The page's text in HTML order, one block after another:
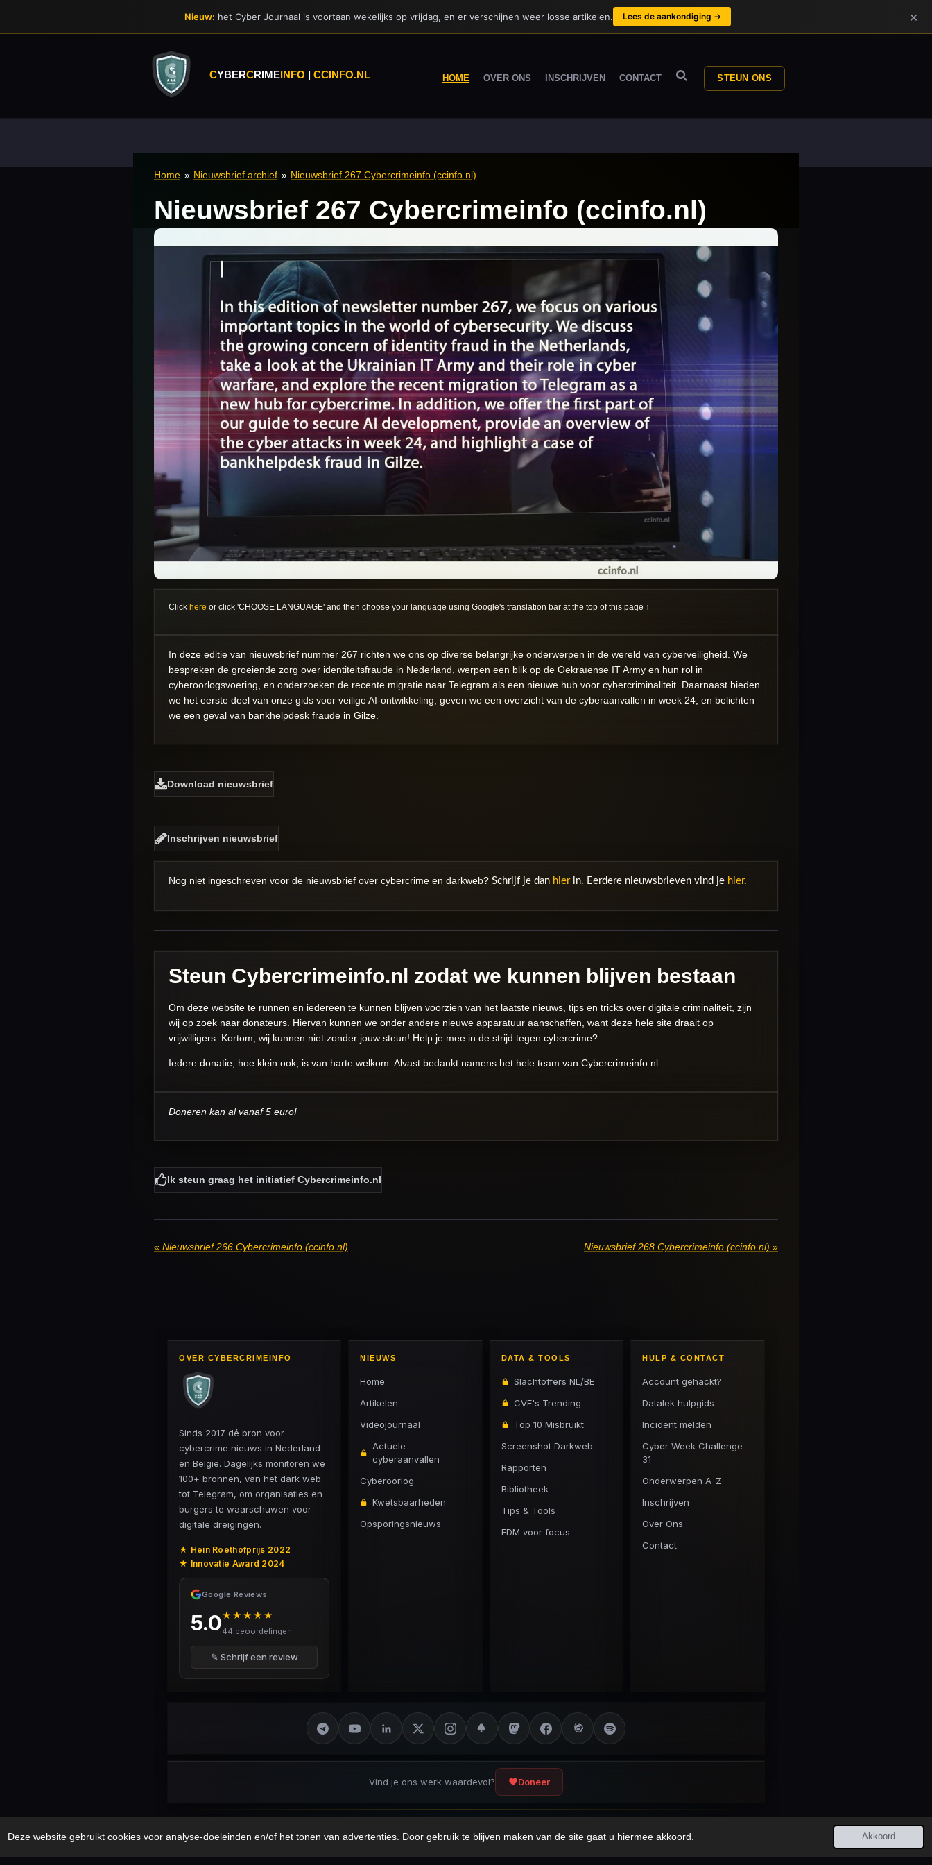
Deze website gebruikt cookies voor analyse-doeleinden en/of het tonen van advertenties. Door gebruik te blijven maken van de site gaat u hiermee akkoord. Akkoord
CYBERCRIMEINFO | CCINFO.NL HOME OVER ONS INSCHRIJVEN CONTACT STEUN ONS
Home » Nieuwsbrief archief » Nieuwsbrief 267 Cybercrimeinfo (ccinfo.nl)
Nieuwsbrief 267 Cybercrimeinfo (ccinfo.nl)
Click here or click 'CHOOSE LANGUAGE' and then choose your language using Google's translation bar at the top of this page ↑
In deze editie van nieuwsbrief nummer 267 richten we ons op diverse belangrijke onderwerpen in de wereld van cyberveiligheid. We
bespreken de groeiende zorg over identiteitsfraude in Nederland, werpen een blik op de Oekraïense IT Army en hun rol in
cyberoorlogsvoering, en onderzoeken de recente migratie naar Telegram als een nieuwe hub voor cybercriminaliteit. Daarnaast bieden
we het eerste deel van onze gids voor veilige AI-ontwikkeling, geven we een overzicht van de cyberaanvallen in week 24, en belichten
we een geval van bankhelpdesk fraude in Gilze.
Download nieuwsbrief
Inschrijven nieuwsbrief
Nog niet ingeschreven voor de nieuwsbrief over cybercrime en darkweb? Schrijf je dan hierin. Eerdere nieuwsbrieven vind je hier.
Steun Cybercrimeinfo.nl zodat we kunnen blijven bestaan
Om deze website te runnen en iedereen te kunnen blijven voorzien van het laatste nieuws, tips en tricks over digitale criminaliteit, zijn
wij op zoek naar donateurs. Hiervan kunnen we onder andere nieuwe apparatuur aanschaffen, want deze hele site draait op
vrijwilligers. Kortom, wij kunnen niet zonder jouw steun! Help je mee in de strijd tegen cybercrime?
Iedere donatie, hoe klein ook, is van harte welkom. Alvast bedankt namens het hele team van Cybercrimeinfo.nl
Doneren kan al vanaf 5 euro!
Ik steun graag het initiatief Cybercrimeinfo.nl
« Nieuwsbrief 266 Cybercrimeinfo (ccinfo.nl) Nieuwsbrief 268 Cybercrimeinfo (ccinfo.nl) »
OVER CYBERCRIMEINFO
Sinds 2017 dé bron voor
cybercrime nieuws in Nederland
en België. Dagelijks monitoren we
100+ bronnen, van het dark web
tot Telegram, om organisaties en
burgers te waarschuwen voor
digitale dreigingen.
★ Hein Roethofprijs 2022
★ Innovatie Award 2024
Google Reviews
5.0★★★★★
44 beoordelingen
✎ Schrijf een review
NIEUWS
Home
Artikelen
Videojournaal
Actuele
cyberaanvallen
Cyberoorlog
Kwetsbaarheden
Opsporingsnieuws
DATA & TOOLS
Slachtoffers NL/BE
CVE's Trending
Top 10 Misbruikt
Screenshot Darkweb
Rapporten
Bibliotheek
Tips & Tools
EDM voor focus
HULP & CONTACT
Account gehackt?
Datalek hulpgids
Incident melden
Cyber Week Challenge
31
Onderwerpen A-Z
Inschrijven
Over Ons
Contact
Vind je ons werk waardevol? Doneer
Security Disclaimer Security.txt AI Bot Disclaimer Privacybeleid Cookieverklaring Sitemap Laatst bijgewerkt:
© 2017 – 2026 Cybercrimeinfo
Nieuw: het Cyber Journaal is voortaan wekelijks op vrijdag, en er verschijnen weer losse artikelen. Lees de aankondiging → ×